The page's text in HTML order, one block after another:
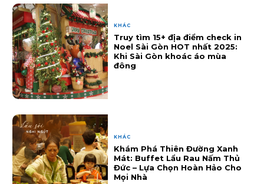
KHÁC
Truy tìm 15+ địa điểm check in
Noel Sài Gòn HOT nhất 2025:
Khi Sài Gòn khoác áo mùa
đông
KHÁC
Khám Phá Thiên Đường Xanh
Mát: Buffet Lẩu Rau Nấm Thủ
Đức – Lựa Chọn Hoàn Hảo Cho
Mọi Nhà